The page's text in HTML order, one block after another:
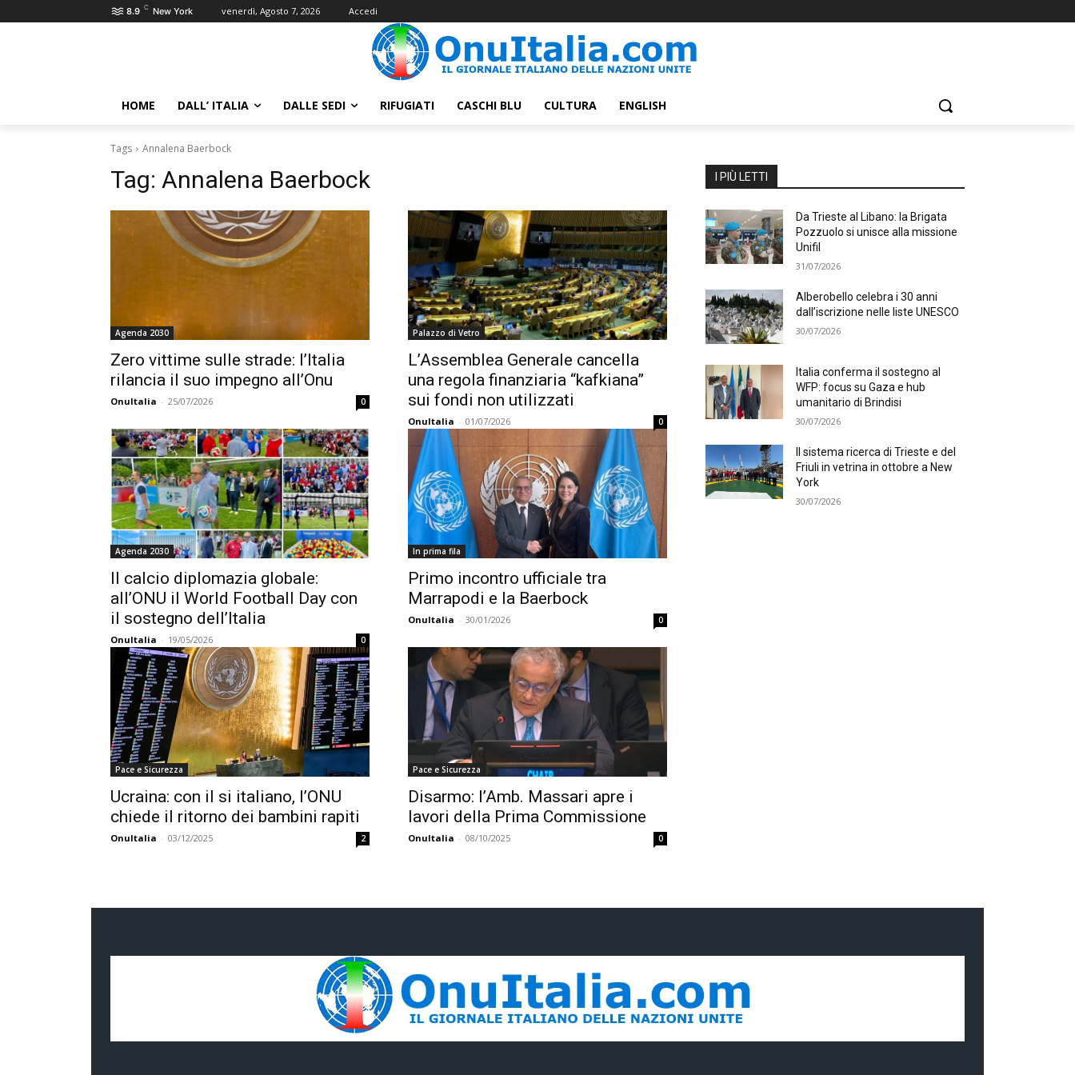
8.9 C New York venerdì, Agosto 7, 2026 Accedi
HOME DALL’ ITALIA DALLE SEDI RIFUGIATI CASCHI BLU CULTURA ENGLISH
Tags Annalena Baerbock
Tag: Annalena Baerbock
Agenda 2030
Zero vittime sulle strade: l’Italia
rilancia il suo impegno all’Onu
OnuItalia - 25/07/2026 0
Palazzo di Vetro
L’Assemblea Generale cancella
una regola finanziaria “kafkiana”
sui fondi non utilizzati
OnuItalia - 01/07/2026 0
Agenda 2030
Il calcio diplomazia globale:
all’ONU il World Football Day con
il sostegno dell’Italia
OnuItalia - 19/05/2026 0
In prima fila
Primo incontro ufficiale tra
Marrapodi e la Baerbock
OnuItalia - 30/01/2026 0
Pace e Sicurezza
Ucraina: con il si italiano, l’ONU
chiede il ritorno dei bambini rapiti
OnuItalia - 03/12/2025 2
Pace e Sicurezza
Disarmo: l’Amb. Massari apre i
lavori della Prima Commissione
OnuItalia - 08/10/2025 0
I PIÙ LETTI
Da Trieste al Libano: la Brigata
Pozzuolo si unisce alla missione
Unifil
31/07/2026
Alberobello celebra i 30 anni
dall’iscrizione nelle liste UNESCO
30/07/2026
Italia conferma il sostegno al
WFP: focus su Gaza e hub
umanitario di Brindisi
30/07/2026
Il sistema ricerca di Trieste e del
Friuli in vetrina in ottobre a New
York
30/07/2026